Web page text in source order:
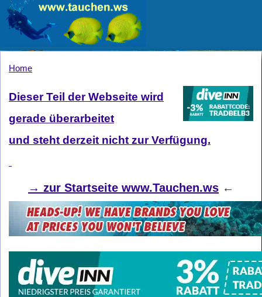
Home
Dieser Teil der Webseite wird
gerade überarbeitet
und steht derzeit nicht zur Verfügung.
→ zur Startseite www.Tauchen.ws ←